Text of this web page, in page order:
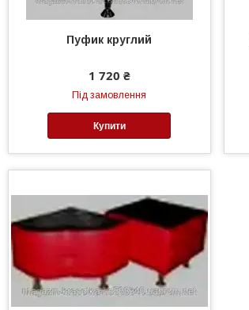
Пуфик круглий
1 720 ₴
Під замовлення
Купити